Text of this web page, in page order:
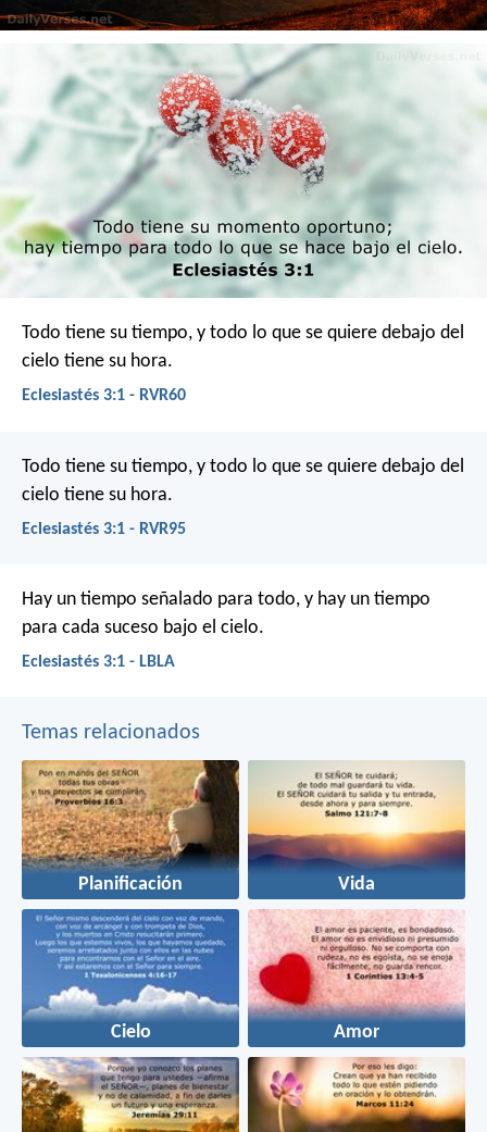
Todo tiene su tiempo, y todo lo que se quiere debajo del
cielo tiene su hora.
Eclesiastés 3:1 - RVR60
Todo tiene su tiempo, y todo lo que se quiere debajo del
cielo tiene su hora.
Eclesiastés 3:1 - RVR95
Hay un tiempo señalado para todo, y hay un tiempo
para cada suceso bajo el cielo.
Eclesiastés 3:1 - LBLA
Temas relacionados
Planificación Vida
Cielo Amor